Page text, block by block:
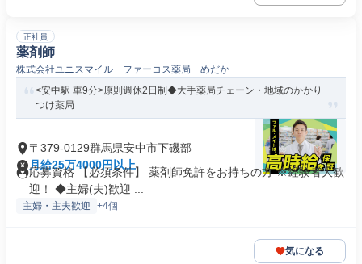
正社員
薬剤師
株式会社ユニスマイル ファーコス薬局 めだか
<安中駅 車9分>原則週休2日制◆大手薬局チェーン・地域のかかり
つけ薬局
〒379-0129群馬県安中市下磯部
月給25万4000円以上
応募資格 【必須条件】 薬剤師免許をお持ちの方 ※経験者大歓
迎！ ◆主婦(夫)歓迎 ...
主婦・主夫歓迎 +4個
気になる